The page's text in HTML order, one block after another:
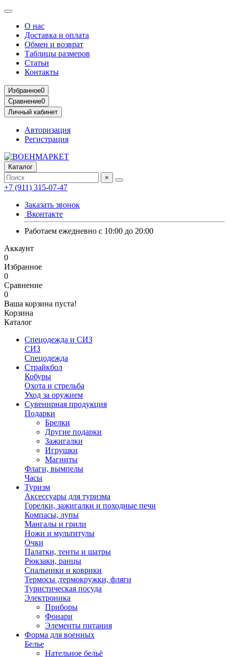
О нас
Доставка и оплата
Обмен и возврат
Таблицы размеров
Статьи
Контакты
Избранное0
Сравнение0
Личный кабинет
Авторизация
Регистрация
Каталог
×
+7 (911) 315-07-47
Заказать звонок
Вконтакте
Работаем ежедневно с 10:00 до 20:00
Аккаунт
0
Избранное
0
Сравнение
0
Ваша корзина пуста!
Корзина
Каталог
Спецодежда и СИЗ
СИЗ
Спецодежда
Страйкбол
Кобуры
Охота и стрельба
Уход за оружием
Сувенирная продукция
Подарки
Брелки
Другие подарки
Зажигалки
Игрушки
Магниты
Флаги, вымпелы
Часы
Туризм
Аксессуары для туризма
Горелки, зажигалки и походные печи
Компасы, лупы
Мангалы и грили
Ножи и мультитулы
Очки
Палатки, тенты и шатры
Рюкзаки, ранцы
Спальники и коврики
Термосы ,термокружки, фляги
Туристическая посуда
Электроника
Приборы
Фонари
Элементы питания
Форма для военных
Белье
Нательное бельё